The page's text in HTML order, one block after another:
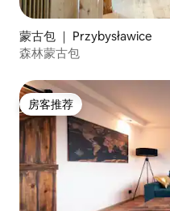
蒙古包 ｜ Przybysławice
森林蒙古包
房客推荐
房客推荐